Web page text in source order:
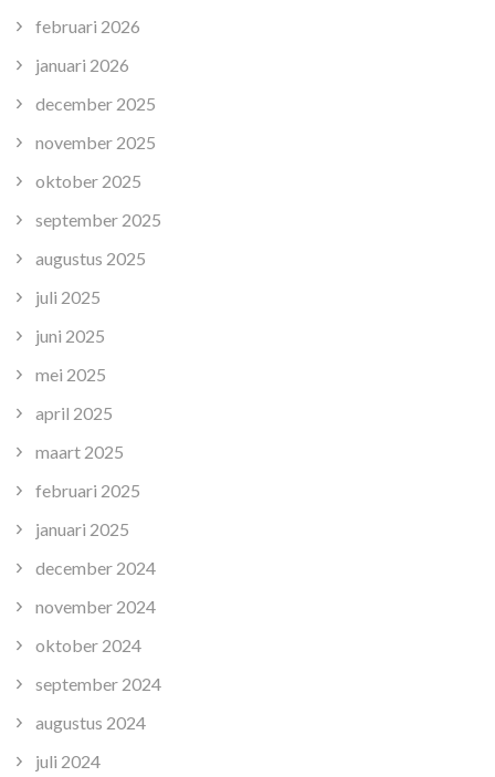
februari 2026
januari 2026
december 2025
november 2025
oktober 2025
september 2025
augustus 2025
juli 2025
juni 2025
mei 2025
april 2025
maart 2025
februari 2025
januari 2025
december 2024
november 2024
oktober 2024
september 2024
augustus 2024
juli 2024